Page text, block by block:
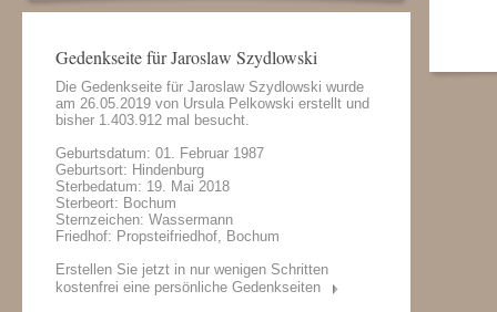
Gedenkseite für Jaroslaw Szydlowski
Die Gedenkseite für Jaroslaw Szydlowski wurde
am 26.05.2019 von Ursula Pelkowski erstellt und
bisher 1.403.912 mal besucht.
Geburtsdatum: 01. Februar 1987
Geburtsort: Hindenburg
Sterbedatum: 19. Mai 2018
Sterbeort: Bochum
Sternzeichen: Wassermann
Friedhof: Propsteifriedhof, Bochum
Erstellen Sie jetzt in nur wenigen Schritten
kostenfrei eine persönliche Gedenkseiten